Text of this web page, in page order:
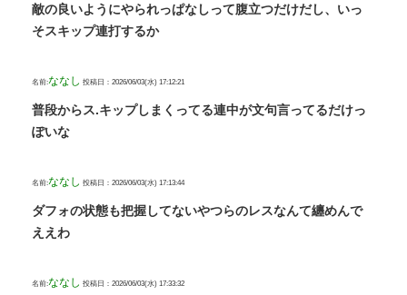
敵の良いようにやられっぱなしって腹立つだけだし、いっ
そスキップ連打するか
名前:ななし 投稿日：2026/06/03(水) 17:12:21
普段からス.キップしまくってる連中が文句言ってるだけっ
ぽいな
名前:ななし 投稿日：2026/06/03(水) 17:13:44
ダフォの状態も把握してないやつらのレスなんて纏めんで
ええわ
名前:ななし 投稿日：2026/06/03(水) 17:33:32